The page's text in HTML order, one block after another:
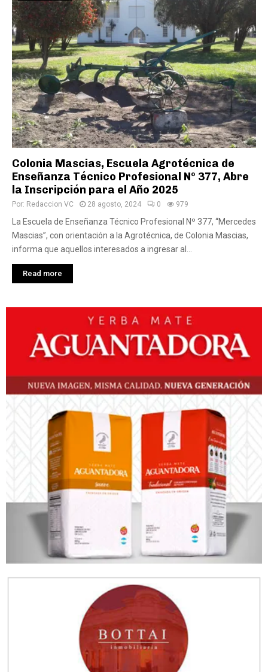
Colonia Mascias, Escuela Agrotécnica de
Enseñanza Técnico Profesional Nº 377, Abre
la Inscripción para el Año 2025
Por: Redaccion VC 28 agosto, 2024 0 979
La Escuela de Enseñanza Técnico Profesional Nº 377, “Mercedes
Mascias”, con orientación a la Agrotécnica, de Colonia Mascias,
informa que aquellos interesados a ingresar al...
Read more